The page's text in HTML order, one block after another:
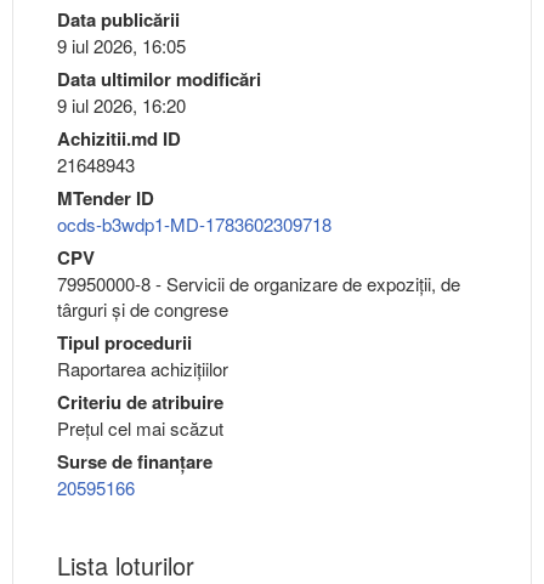
Data publicării
9 iul 2026, 16:05
Data ultimilor modificări
9 iul 2026, 16:20
Achizitii.md ID
21648943
MTender ID
ocds-b3wdp1-MD-1783602309718
CPV
79950000-8 - Servicii de organizare de expoziţii, de
târguri şi de congrese
Tipul procedurii
Raportarea achizițiilor
Criteriu de atribuire
Preţul cel mai scăzut
Surse de finanțare
20595166
Lista loturilor